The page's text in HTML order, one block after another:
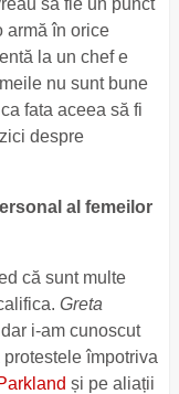
să fie un punct
armă în orice
la un chef e
nu sunt bune
fata aceea să fi
despre
al femeilor
că sunt multe
Greta
i-am cunoscut
împotriva
și pe aliații